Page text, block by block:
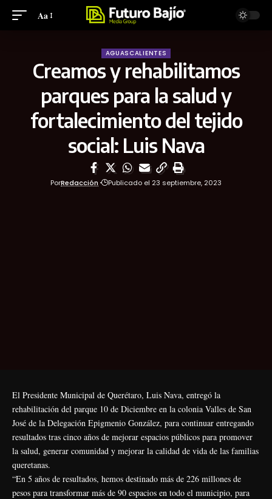
Aa
AGUASCALIENTES
Creamos y rehabilitamos
parques para la salud y
fortalecimiento del tejido
social: Luis Nava
PorRedacción Publicado el 23 septiembre, 2023
El Presidente Municipal de Querétaro, Luis Nava, entregó la
rehabilitación del parque 10 de Diciembre en la colonia Valles de San
José de la Delegación Epigmenio González, para continuar entregando
resultados tras cinco años de mejorar espacios públicos para promover
la salud, generar comunidad y mejorar la calidad de vida de las familias
queretanas.
“En 5 años de resultados, hemos destinado más de 226 millones de
pesos para transformar más de 90 espacios en todo el municipio, para